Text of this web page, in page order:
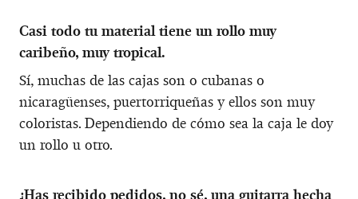
Casi todo tu material tiene un rollo muy
caribeño, muy tropical.
Sí, muchas de las cajas son o cubanas o
nicaragüenses, puertorriqueñas y ellos son muy
coloristas. Dependiendo de cómo sea la caja le doy
un rollo u otro.
¿Has recibido pedidos, no sé, una guitarra hecha